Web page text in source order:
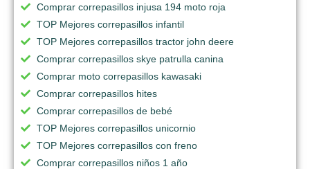
Comprar correpasillos injusa 194 moto roja
TOP Mejores correpasillos infantil
TOP Mejores correpasillos tractor john deere
Comprar correpasillos skye patrulla canina
Comprar moto correpasillos kawasaki
Comprar correpasillos hites
Comprar correpasillos de bebé
TOP Mejores correpasillos unicornio
TOP Mejores correpasillos con freno
Comprar correpasillos niños 1 año